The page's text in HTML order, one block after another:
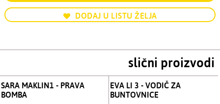
DODAJ U LISTU ŽELJA
slični proizvodi
SARA MAKLIN1 - PRAVA
BOMBA
EVA LI 3 - VODIČ ZA
BUNTOVNICE